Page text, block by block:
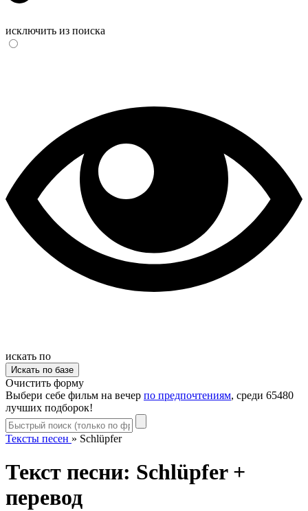
исключить из поиска
искать по
Очистить форму
Выбери себе фильм на вечер по предпочтениям, среди 65480
лучших подборок!
Тексты песен » Schlüpfer
Текст песни: Schlüpfer +
перевод